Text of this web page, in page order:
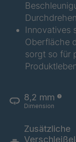
Innovatives
Oberfläche
sorgt so für
8,2 mm
Dimension
Zusätzliche